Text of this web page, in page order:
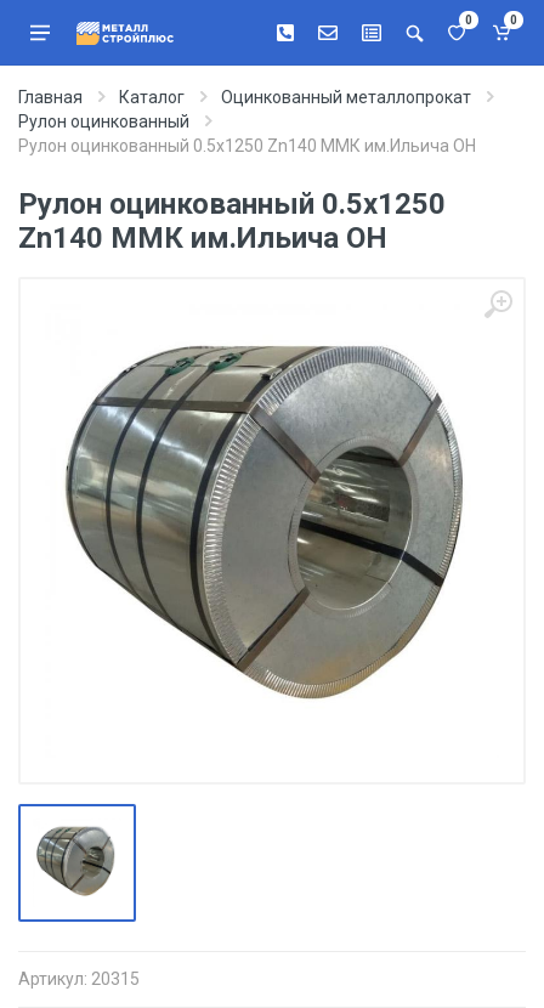
0 0
Главная Каталог
Оцинкованный металлопрокат
Рулон оцинкованный
Рулон оцинкованный 0.5х1250 Zn140 ММК им.Ильича ОН
Рулон оцинкованный 0.5х1250
Zn140 ММК им.Ильича ОН
Артикул: 20315